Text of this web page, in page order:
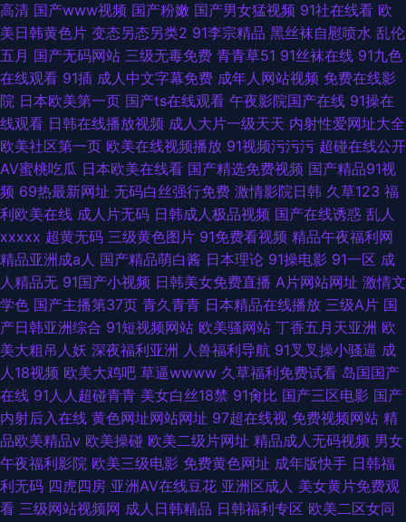
高清 国产www视频 国产粉嫩 国产男女猛视频 91社在线看 欧
美日韩黄色片 变态另态另类2 91李宗精品 黑丝袜自慰喷水 乱伦
五月 国产无码网站 三级无毒免费 青青草51 91丝袜在线 91九色
在线观看 91插 成人中文字幕免费 成年人网站视频 免费在线影
院 日本欧美第一页 国产ts在线观看 午夜影院国产在线 91操在
线观看 日韩在线播放视频 成人大片一级天天 内射性爱网址大全
欧美社区第一页 欧美在线视频播放 91视频污污污 超碰在线公开
AV蜜桃吃瓜 日本欧美在线看 国产精选免费视频 国产精品91视
频 69热最新网址 无码白丝强行免费 激情影院日韩 久草123 福
利欧美在线 成人片无码 日韩成人极品视频 国产在线诱惑 乱人
xxxxx 超黄无码 三级黄色图片 91免费看视频 精品午夜福利网
精品亚洲成a人 国产精品萌白酱 日本理论 91操电影 91一区 成
人精品无 91国产小视频 日韩美女免费直播 A片网站网址 激情文
学色 国产主播第37页 青久青青 日本精品在线播放 三级A片 国
产日韩亚洲综合 91短视频网站 欧美骚网站 丁香五月天亚洲 欧
美大粗吊人妖 深夜福利亚洲 人兽福利导航 91叉叉操小骚逼 成
人18视频 欧美大鸡吧 草逼wwww 久草福利免费试看 岛国国产
在线 91人人超碰青青 美女白丝18禁 91肏比 国产三区电影 国产
内射后入在线 黄色网址网站网址 97超在线视 免费视频网站 精
品欧美精品v 欧美操碰 欧美二级片网址 精品成人无码视频 男女
午夜福利影院 欧美三级电影 免费黄色网址 成年版快手 日韩福
利无码 四虎四房 亚洲AV在线豆花 亚洲区成人 美女黄片免费观
看 三级网站视频网 成人日韩精品 日韩福利专区 欧美二区女同